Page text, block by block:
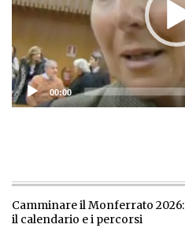
00:00
Camminare il Monferrato 2026:
il calendario e i percorsi